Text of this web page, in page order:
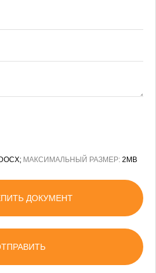
МАКСИМАЛЬНЫЙ РАЗМЕР: 2MB
ДОКУМЕНТ